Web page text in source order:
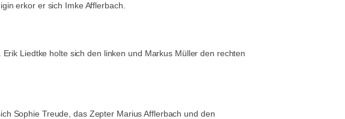
erkor er sich Imke Afflerbach.
Liedtke holte sich den linken und Markus Müller den rechten
Sophie Treude, das Zepter Marius Afflerbach und den